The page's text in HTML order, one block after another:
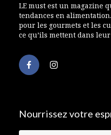
LE must est un magazine
tendances en
pour les gourmets et les
ce qu’ils mettent dans
Nourrissez votre